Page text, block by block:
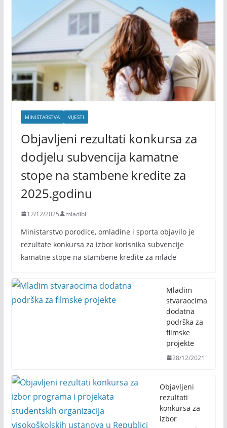
MINISTARSTVA VIJESTI
Objavljeni rezultati konkursa za
dodjelu subvencija kamatne
stope na stambene kredite za
2025.godinu
12/12/2025 mladibl
​Ministarstvo porodice, omladine i sporta objavilo je
rezultate konkursa za izbor korisnika subvencije
kamatne stope na stambene kredite za mlade
Mladim
stvaraocima
dodatna
podrška za
filmske
projekte
28/12/2021
Objavljeni
rezultati
konkursa za
izbor